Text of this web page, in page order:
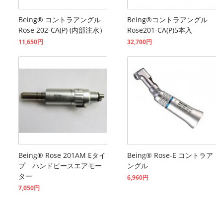
Being® コントラアングル
Rose 202-CA(P) (内部注水）
11,650円
Being®コントラアングル
Rose201-CA(P)5本入
32,700円
Being® Rose 201AM Eタイ
プ ハンドピースエアモー
ター
7,050円
Being® Rose-E コントラア
ングル
6,960円